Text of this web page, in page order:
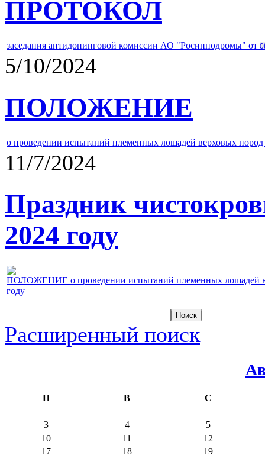
ПРОТОКОЛ
заседания антидопинговой комиссии АО "Росипподромы" от
5/10/2024
ПОЛОЖЕНИЕ
о проведении испытаний племенных лошадей верховых
11/7/2024
Праздник
2024 году
ПОЛОЖЕНИЕ о проведении испытаний племенных лошадей
году
Расширенный поиск
П В С
3 4
5
10
11
12
17
18
19